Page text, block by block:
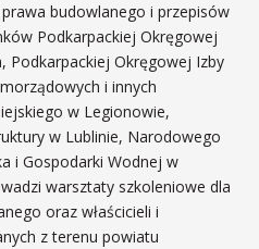
budowlanego i przepisów
Podkarpackiej Okręgowej
Podkarpackiej Okręgowej Izby
i innych
w Legionowie,
w Lublinie, Narodowego
i Gospodarki Wodnej w
warsztaty szkoleniowe dla
oraz właścicieli i
z terenu powiatu